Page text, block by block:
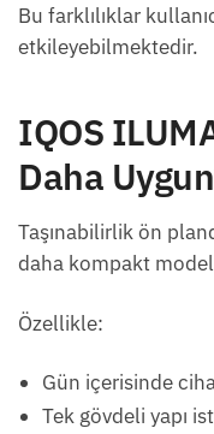
Bu farklılıklar
etkileyebilmektedir.
IQOS
Daha
Taşınabilirlik ön
daha kompakt
Özellikle:
Gün içerisinde
Tek gövdeli yapı